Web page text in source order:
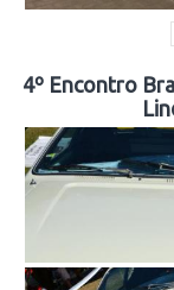
4º Encontro